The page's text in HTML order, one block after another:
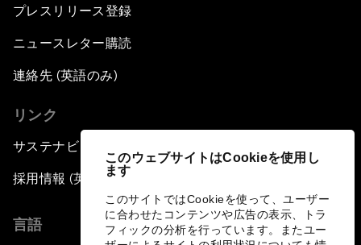
このウェブサイトはCookieを使用し
ます
このサイトではCookieを使って、ユーザー
に合わせたコンテンツや広告の表示、トラ
フィックの分析を行っています。またユー
プレスリリース登録
ニュースレター購読
連絡先 (英語のみ)
リンク
サステナビリティへの取り組み
採用情報 (英語のみ)
言語